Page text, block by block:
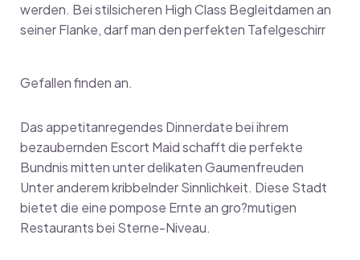
werden. Bei stilsicheren High Class Begleitdamen an
seiner Flanke, darf man den perfekten Tafelgeschirr
Gefallen finden an.
Das appetitanregendes Dinnerdate bei ihrem
bezaubernden Escort Maid schafft die perfekte
Bundnis mitten unter delikaten Gaumenfreuden
Unter anderem kribbelnder Sinnlichkeit. Diese Stadt
bietet die eine pompose Ernte an gro?mutigen
Restaurants bei Sterne-Niveau.